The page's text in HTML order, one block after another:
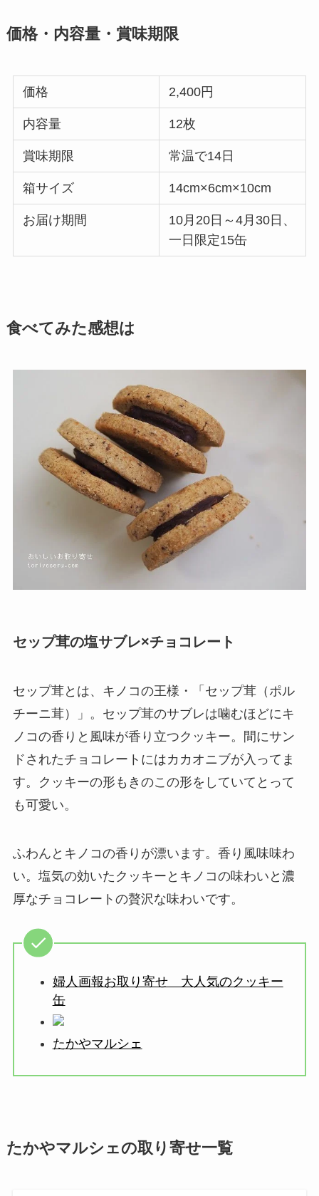
価格・内容量・賞味期限
価格 2,400円
内容量 12枚
賞味期限 常温で14日
箱サイズ 14cm×6cm×10cm
お届け期間
10月20日～4月30日、
一日限定15缶
食べてみた感想は
セップ茸の塩サブレ×チョコレート
セップ茸とは、キノコの王様・「セップ茸（ポル
チーニ茸）」。セップ茸のサブレは噛むほどにキ
ノコの香りと風味が香り立つクッキー。間にサン
ドされたチョコレートにはカカオニブが入ってま
す。クッキーの形もきのこの形をしていてとって
も可愛い。
ふわんとキノコの香りが漂います。香り風味味わ
い。塩気の効いたクッキーとキノコの味わいと濃
厚なチョコレートの贅沢な味わいです。
婦人画報お取り寄せ 大人気のクッキー
缶
たかやマルシェ
たかやマルシェの取り寄せ一覧